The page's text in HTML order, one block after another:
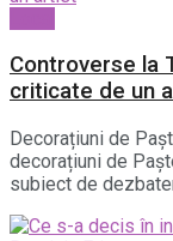
Controverse la
criticate de un
Decorațiuni de
decorațiuni de
subiect de